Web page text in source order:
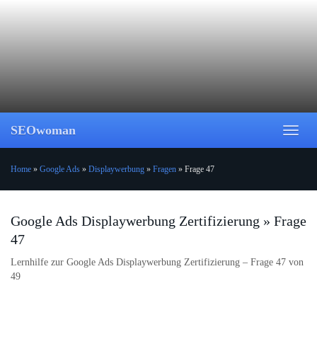
Toggle
SEOwoman
Home » Google Ads » Displaywerbung » Fragen » Frage 47
Google Ads Displaywerbung Zertifizierung » Frage
47
Lernhilfe zur Google Ads Displaywerbung Zertifizierung – Frage 47 von
49